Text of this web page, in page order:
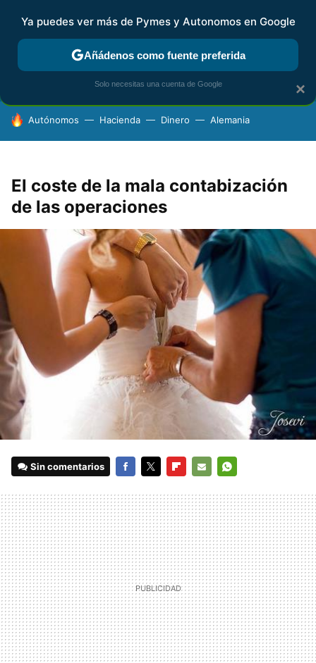
FISCALIDAD Y CONTABILIDAD KIT DIGITAL RENTA
HOY SE HABLA DE
Autónomos Hacienda Dinero Alemania
El coste de la mala contabización
de las operaciones
Sin comentarios
MAIL
×
Ya puedes ver más de Pymes y Autonomos en Google
Añádenos como fuente preferida
Solo necesitas una cuenta de Google